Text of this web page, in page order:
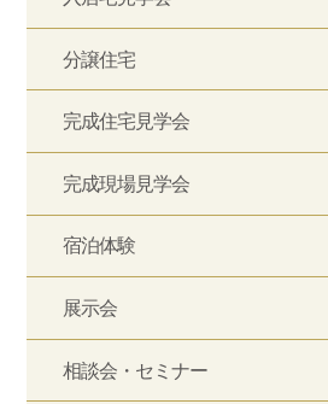
分譲住宅
完成住宅見学会
完成現場見学会
宿泊体験
展示会
相談会・セミナー